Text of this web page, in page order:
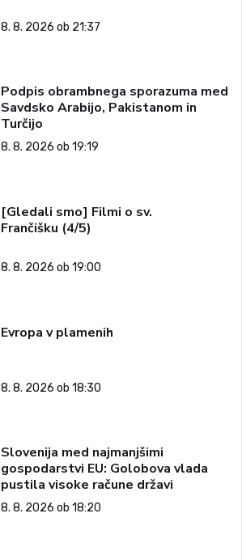
8. 8. 2026 ob 21:37
Podpis obrambnega sporazuma med
Savdsko Arabijo, Pakistanom in
Turčijo
8. 8. 2026 ob 19:19
[Gledali smo] Filmi o sv.
Frančišku (4/5)
8. 8. 2026 ob 19:00
Evropa v plamenih
8. 8. 2026 ob 18:30
Slovenija med najmanjšimi
gospodarstvi EU: Golobova vlada
pustila visoke račune državi
8. 8. 2026 ob 18:20